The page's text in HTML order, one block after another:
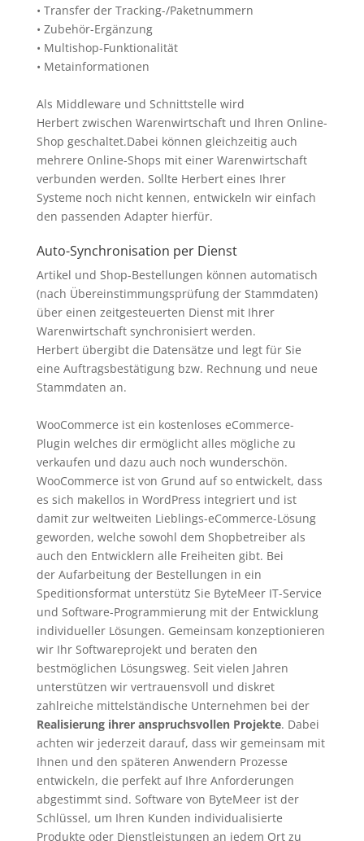
• Transfer der Tracking-/Paketnummern
• Zubehör-Ergänzung
• Multishop-Funktionalität
• Metainformationen
Als Middleware und Schnittstelle wird
Herbert zwischen Warenwirtschaft und Ihren Online-
Shop geschaltet.Dabei können gleichzeitig auch
mehrere Online-Shops mit einer Warenwirtschaft
verbunden werden. Sollte Herbert eines Ihrer
Systeme noch nicht kennen, entwickeln wir einfach
den passenden Adapter hierfür.
Auto-Synchronisation per Dienst
Artikel und Shop-Bestellungen können automatisch
(nach Übereinstimmungsprüfung der Stammdaten)
über einen zeitgesteuerten Dienst mit Ihrer
Warenwirtschaft synchronisiert werden.
Herbert übergibt die Datensätze und legt für Sie
eine Auftragsbestätigung bzw. Rechnung und neue
Stammdaten an.
WooCommerce ist ein kostenloses eCommerce-
Plugin welches dir ermöglicht alles mögliche zu
verkaufen und dazu auch noch wunderschön.
WooCommerce ist von Grund auf so entwickelt, dass
es sich makellos in WordPress integriert und ist
damit zur weltweiten Lieblings-eCommerce-Lösung
geworden, welche sowohl dem Shopbetreiber als
auch den Entwicklern alle Freiheiten gibt. Bei
der Aufarbeitung der Bestellungen in ein
Speditionsformat unterstütz Sie ByteMeer IT-Service
und Software-Programmierung mit der Entwicklung
individueller Lösungen. Gemeinsam konzeptionieren
wir Ihr Softwareprojekt und beraten den
bestmöglichen Lösungsweg. Seit vielen Jahren
unterstützen wir vertrauensvoll und diskret
zahlreiche mittelständische Unternehmen bei der
Realisierung ihrer anspruchsvollen Projekte. Dabei
achten wir jederzeit darauf, dass wir gemeinsam mit
Ihnen und den späteren Anwendern Prozesse
entwickeln, die perfekt auf Ihre Anforderungen
abgestimmt sind. Software von ByteMeer ist der
Schlüssel, um Ihren Kunden individualisierte
Produkte oder Dienstleistungen an jedem Ort zu